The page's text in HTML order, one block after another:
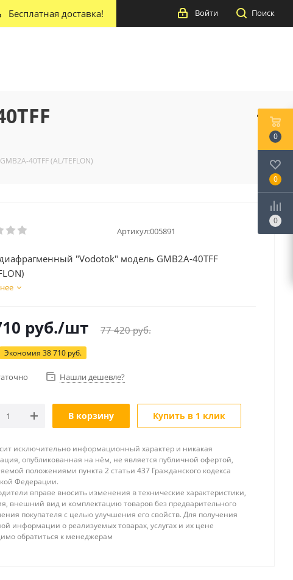
Бесплатная доставка! Поиск
Войти
40TFF (AL/TEFLON)
Артикул:005891
"Vodotok" модель GMB2A-40TFF
руб./шт 77 420руб.
Экономия 38 710 руб.
Нашли дешевле?
В корзину Купить в 1 клик
исключительно информационный характер и никакая
опубликованная на нём, не является публичной офертой,
положениями пункта 2 статьи 437 Гражданского кодекса
Федерации.
вправе вносить изменения в технические характеристики,
внешний вид и комплектацию товаров без предварительного
покупателя с целью улучшения его свойств. Для получения
информации о реализуемых товарах, услугах и их цене
обратиться к менеджерам
0
0
0